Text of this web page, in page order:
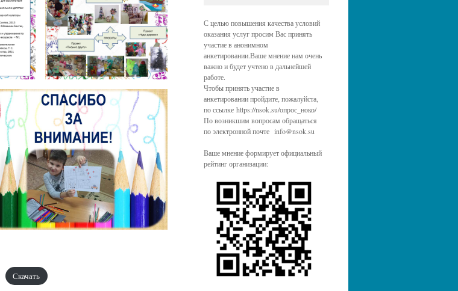
Скачать
С целью повышения качества условий
оказания услуг просим Вас принять
участие в анонимном
анкетировании.Ваше мнение нам очень
важно и будет учтено в дальнейшей
работе.
Чтобы принять участие в
анкетировании пройдите, пожалуйста,
по ссылке https://nsok.su/опрос_ноко/
По возникшим вопросам обращаться
по электронной почте info@nsok.su
Ваше мнение формирует официальный
рейтинг организации: